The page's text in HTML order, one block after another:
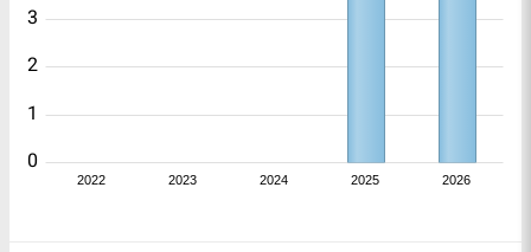
2022 2023 2024 2025 2026
0
1
2
3